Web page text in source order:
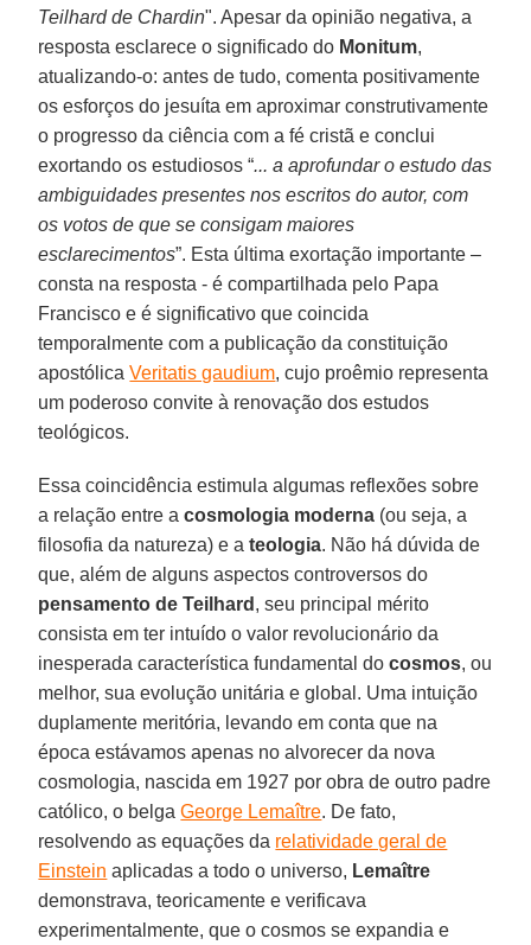
Teilhard de Chardin". Apesar da opinião negativa, a
resposta esclarece o significado do Monitum,
atualizando-o: antes de tudo, comenta positivamente
os esforços do jesuíta em aproximar construtivamente
o progresso da ciência com a fé cristã e conclui
exortando os estudiosos “... a aprofundar o estudo das
ambiguidades presentes nos escritos do autor, com
os votos de que se consigam maiores
esclarecimentos”. Esta última exortação importante –
consta na resposta - é compartilhada pelo Papa
Francisco e é significativo que coincida
temporalmente com a publicação da constituição
apostólicaVeritatis gaudium, cujo proêmio representa
um poderoso convite à renovação dos estudos
teológicos.
Essa coincidência estimula algumas reflexões sobre
a relação entre acosmologia moderna (ou seja, a
filosofia da natureza) e ateologia. Não há dúvida de
que, além de alguns aspectos controversos do
pensamento de Teilhard , seu principal mérito
consista em ter intuído o valor revolucionário da
inesperada característica fundamental docosmos, ou
melhor, sua evolução unitária e global. Uma intuição
duplamente meritória, levando em conta que na
época estávamos apenas no alvorecer da nova
cosmologia, nascida em 1927 por obra de outro padre
católico, o belgaGeorge Lemaître. De fato,
resolvendo as equações da relatividade geral de
Einstein aplicadas a todo o universo, Lemaître
demonstrava, teoricamente e verificava
experimentalmente, que o cosmos se expandia e